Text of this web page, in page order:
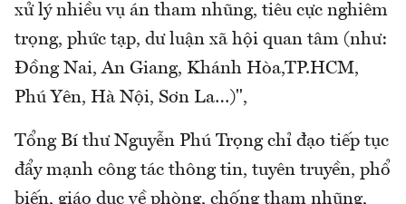
xử lý nhiều vụ án tham nhũng, tiêu cực nghiêm
trọng, phức tạp, dư luận xã hội quan tâm (như:
Đồng Nai, An Giang, Khánh Hòa,TP.HCM,
Phú Yên, Hà Nội, Sơn La…)",
Tổng Bí thư Nguyễn Phú Trọng chỉ đạo tiếp tục
đẩy mạnh công tác thông tin, tuyên truyền, phổ
biến, giáo dục về phòng, chống tham nhũng,